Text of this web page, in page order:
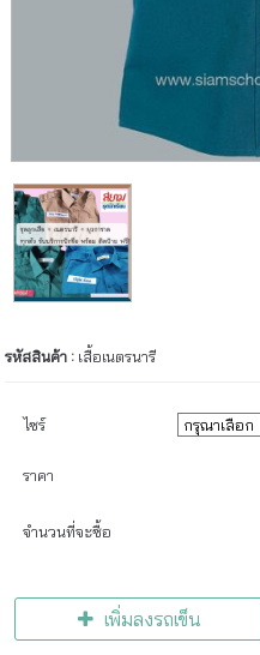
รหัสสินค้า : เสื้อเนตรนารี
ไซร์
ราคา
จำนวนที่จะซื้อ
เพิ่มลงรถเข็น